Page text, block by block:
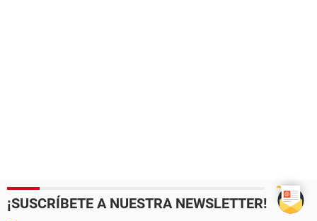
¡SUSCRÍBETE A NUESTRA NEWSLETTER!